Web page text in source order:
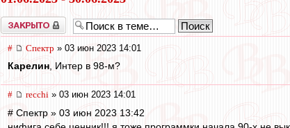
Закрыто
# Спектр » 03 июн 2023 14:01
Карелин, Интер в 98-м?
# recchi » 03 июн 2023 14:01
# Спектр » 03 июн 2023 13:42